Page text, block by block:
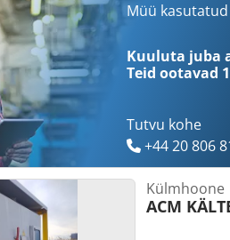
Müü
Kuuluta juba
Teid ootavad
Tutvu kohe
+44 20 806
Külmhoone
ACM